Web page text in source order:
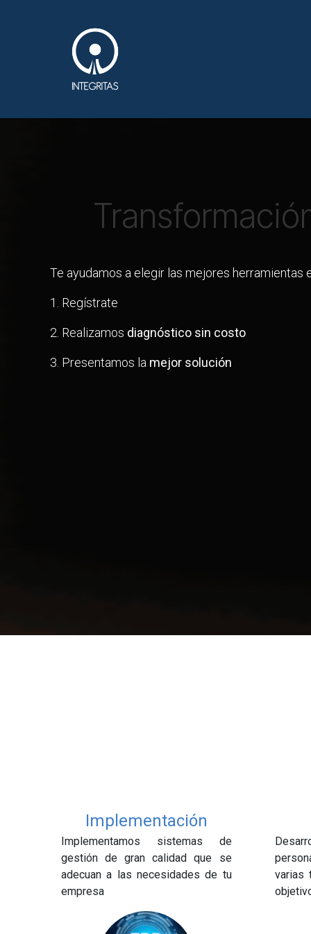
Te ayudamos a elegir las mejores herramientas
1. Regístrate
2. Realizamos diagnóstico sin costo
3. Presentamos la mejor solución
Implementación
Implementamos sistemas de
gestión de gran calidad que se
adecuan a las necesidades de tu
empresa
varias